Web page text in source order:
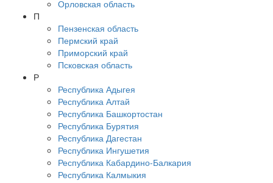
Орловская область
П
Пензенская область
Пермский край
Приморский край
Псковская область
Р
Республика Адыгея
Республика Алтай
Республика Башкортостан
Республика Бурятия
Республика Дагестан
Республика Ингушетия
Республика Кабардино-Балкария
Республика Калмыкия